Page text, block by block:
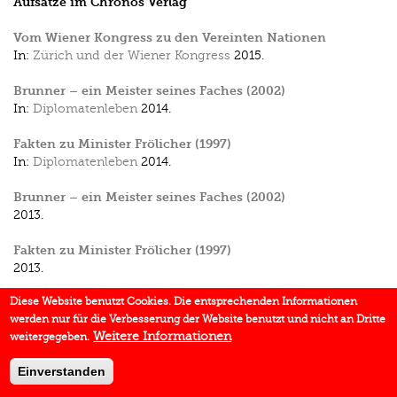
Vom Wiener Kongress zu den Vereinten Nationen
In: Zürich und der Wiener Kongress 2015.
Brunner – ein Meister seines Faches (2002)
In: Diplomatenleben 2014.
Fakten zu Minister Frölicher (1997)
In: Diplomatenleben 2014.
Brunner – ein Meister seines Faches (2002)
2013.
Fakten zu Minister Frölicher (1997)
2013.
Diese Website benutzt Cookies. Die entsprechenden Informationen
werden nur für die Verbesserung der Website benutzt und nicht an Dritte
weitergegeben. Weitere Informationen
Einverstanden